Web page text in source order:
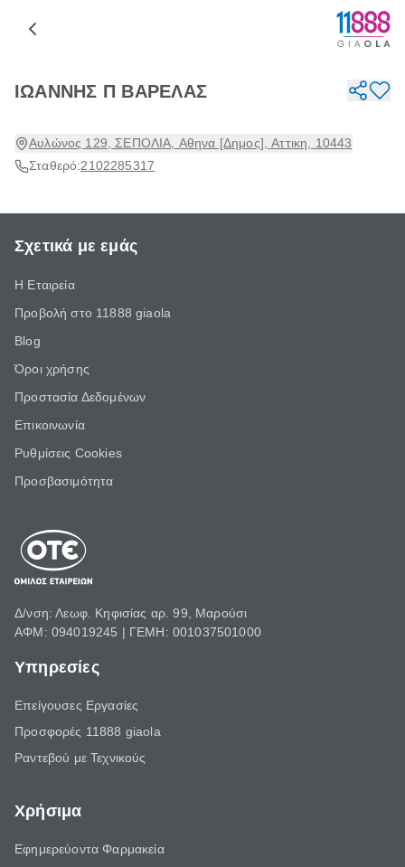
ΙΩΑΝΝΗΣ Π ΒΑΡΕΛΑΣ
Αυλώνος 129, ΣΕΠΟΛΙΑ, Αθηνα [Δημος], Αττικη, 10443
Σταθερό:2102285317
Σχετικά με εμάς
Η Εταιρεία
Προβολή στο 11888 giaola
Blog
Όροι χρήσης
Προστασία Δεδομένων
Επικοινωνία
Ρυθμίσεις Cookies
Προσβασιμότητα
Δ/νση: Λεωφ. Κηφισίας αρ. 99, Μαρούσι
ΑΦΜ: 094019245 | ΓΕΜΗ: 001037501000
Υπηρεσίες
Επείγουσες Εργασίες
Προσφορές 11888 giaola
Ραντεβού με Τεχνικούς
Χρήσιμα
Εφημερεύοντα Φαρμακεία